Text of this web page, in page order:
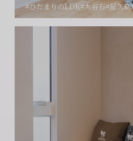
#ひだまりのLDK#大谷石#屋久島